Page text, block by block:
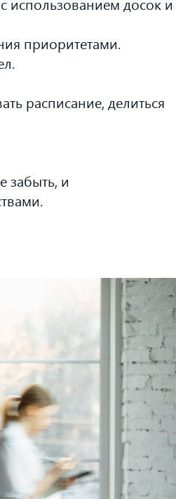
использованием досок и
приоритетами.
расписание, делиться
забыть, и